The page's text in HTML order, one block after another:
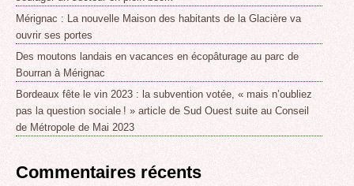
Mérignac : La nouvelle Maison des habitants de la Glacière va
ouvrir ses portes
Des moutons landais en vacances en écopâturage au parc de
Bourran à Mérignac
Bordeaux fête le vin 2023 : la subvention votée, « mais n’oubliez
pas la question sociale ! » article de Sud Ouest suite au Conseil
de Métropole de Mai 2023
Commentaires récents